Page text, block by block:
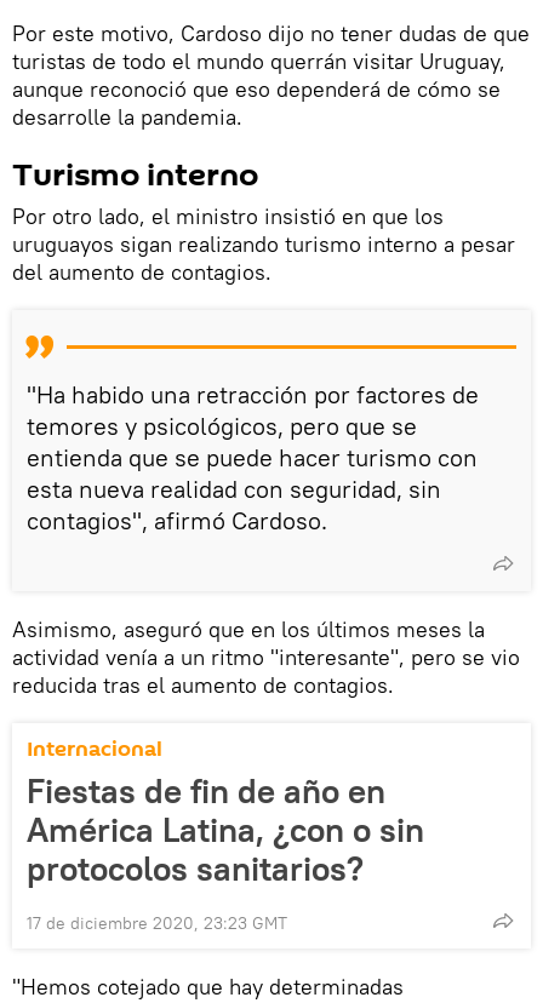
Por este motivo, Cardoso dijo no tener dudas de que
turistas de todo el mundo querrán visitar Uruguay,
aunque reconoció que eso dependerá de cómo se
desarrolle la pandemia.
Turismo interno
Por otro lado, el ministro insistió en que los
uruguayos sigan realizando turismo interno a pesar
del aumento de contagios.
"Ha habido una retracción por factores de
temores y psicológicos, pero que se
entienda que se puede hacer turismo con
esta nueva realidad con seguridad, sin
contagios", afirmó Cardoso.
Asimismo, aseguró que en los últimos meses la
actividad venía a un ritmo "interesante", pero se vio
reducida tras el aumento de contagios.
Internacional
Fiestas de fin de año en
América Latina, ¿con o sin
protocolos sanitarios?
17 de diciembre 2020, 23:23 GMT
"Hemos cotejado que hay determinadas